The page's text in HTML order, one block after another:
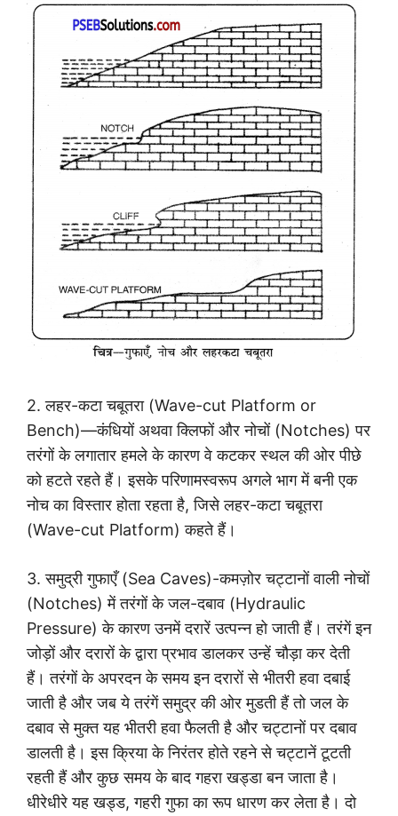
2. लहर-कटा चबूतरा (Wave-cut Platform or
Bench)—कंधियों अथवा क्लिफों और नोचों (Notches) पर
तरंगों के लगातार हमले के कारण वे कटकर स्थल की ओर पीछे
को हटते रहते हैं। इसके परिणामस्वरूप अगले भाग में बनी एक
नोच का विस्तार होता रहता है, जिसे लहर-कटा चबूतरा
(Wave-cut Platform) कहते हैं।
3. समुद्री गुफाएँ (Sea Caves)-कमज़ोर चट्टानों वाली नोचों
(Notches) में तरंगों के जल-दबाव (Hydraulic
Pressure) के कारण उनमें दरारें उत्पन्न हो जाती हैं। तरंगें इन
जोड़ों और दरारों के द्वारा प्रभाव डालकर उन्हें चौड़ा कर देती
हैं। तरंगों के अपरदन के समय इन दरारों से भीतरी हवा दबाई
जाती है और जब ये तरंगें समुद्र की ओर मुडती हैं तो जल के
दबाव से मुक्त यह भीतरी हवा फैलती है और चट्टानों पर दबाव
डालती है। इस क्रिया के निरंतर होते रहने से चट्टानें टूटती
रहती हैं और कुछ समय के बाद गहरा खड्डा बन जाता है।
धीरेधीरे यह खड्ड, गहरी गुफा का रूप धारण कर लेता है। दो